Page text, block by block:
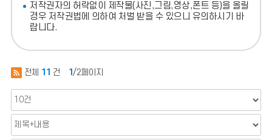
저작권자의 허락없이 제작물(사진,그림,영상,폰트 등)을 올릴
경우 저작권법에 의하여 처벌 받을 수 있으니 유의하시기 바
랍니다.
전체 11 건 1 /2페이지